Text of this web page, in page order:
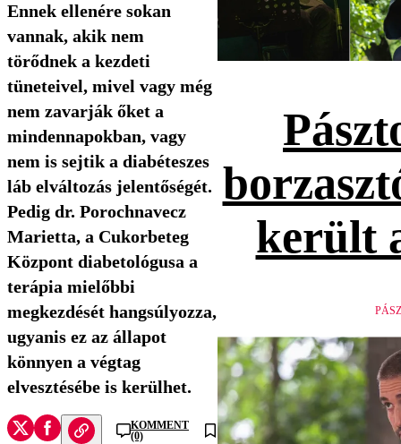
Ennek ellenére sokan
vannak, akik nem
törődnek a kezdeti
tüneteivel, mivel vagy még
nem zavarják őket a
mindennapokban, vagy
nem is sejtik a diabéteszes
láb elváltozás jelentőségét.
Pedig dr. Porochnavecz
Marietta, a Cukorbeteg
Központ diabetológusa a
terápia mielőbbi
megkezdését hangsúlyozza,
ugyanis ez az állapot
könnyen a végtag
elvesztésébe is kerülhet.
KOMMENT
(0)
került